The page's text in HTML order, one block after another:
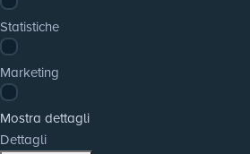
Statistiche
Marketing
Mostra dettagli
Dettagli